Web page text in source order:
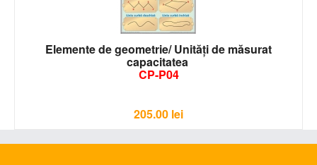
Elemente de geometrie/ Unităţi de măsurat
capacitatea
CP-P04
205.00 lei